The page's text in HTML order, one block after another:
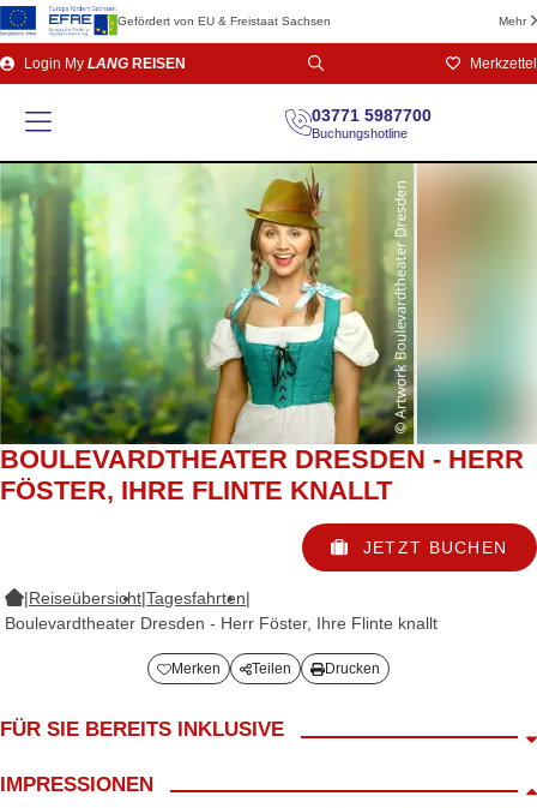
Gefördert von EU & Freistaat Sachsen Mehr
Direkt
zum
Login My LANG REISEN Merkzettel
03771 5987700
Buchungshotline
BOULEVARDTHEATER DRESDEN - HERR
FÖSTER, IHRE FLINTE KNALLT
JETZT BUCHEN
|Reiseübersicht|Tagesfahrten|
Boulevardtheater Dresden - Herr Föster, Ihre Flinte knallt
Merken Teilen Drucken
FÜR SIE BEREITS INKLUSIVE
LANG Reiseleiter
IMPRESSIONEN